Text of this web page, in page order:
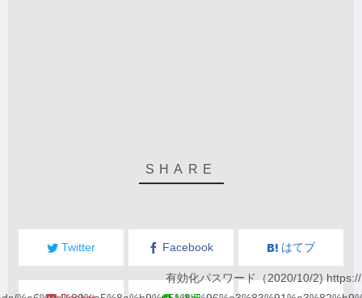
Twitter Facebook はてブ
有効化パスワード（2020/10/2)